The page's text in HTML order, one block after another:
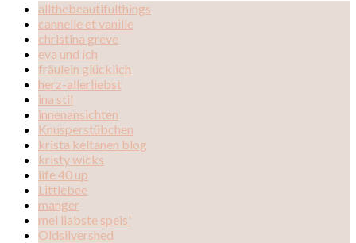
allthebeautifulthings
cannelle et vanille
christina greve
eva und ich
fräulein glücklich
herz-allerliebst
ina stil
innenansichten
Knusperstübchen
krista keltanen blog
kristy wicks
life 40 up
Littlebee
manger
mei liabste speis'
Oldsilvershed